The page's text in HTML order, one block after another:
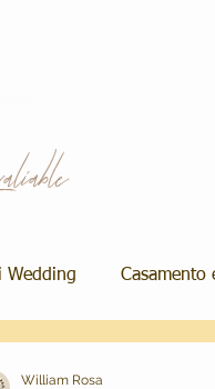
Wedding Casamento
William Rosa